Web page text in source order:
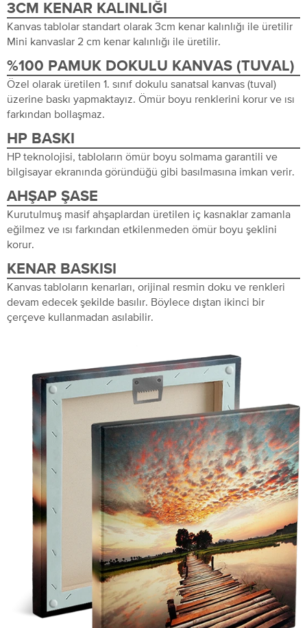
3CM KENAR KALINLIĞI
Kanvas tablolar standart olarak 3cm kenar kalınlığı ile üretilir
Mini kanvaslar 2 cm kenar kalınlığı ile üretilir.
%100 PAMUK DOKULU KANVAS (TUVAL)
Özel olarak üretilen 1. sınıf dokulu sanatsal kanvas (tuval)
üzerine baskı yapmaktayız. Ömür boyu renklerini korur ve ısı
farkından bollaşmaz.
HP BASKI
HP teknolojisi, tabloların ömür boyu solmama garantili ve
bilgisayar ekranında göründüğü gibi basılmasına imkan verir.
AHŞAP ŞASE
Kurutulmuş masif ahşaplardan üretilen iç kasnaklar zamanla
eğilmez ve ısı farkından etkilenmeden ömür boyu şeklini
korur.
KENAR BASKISI
Kanvas tabloların kenarları, orijinal resmin doku ve renkleri
devam edecek şekilde basılır. Böylece dıştan ikinci bir
çerçeve kullanmadan asılabilir.